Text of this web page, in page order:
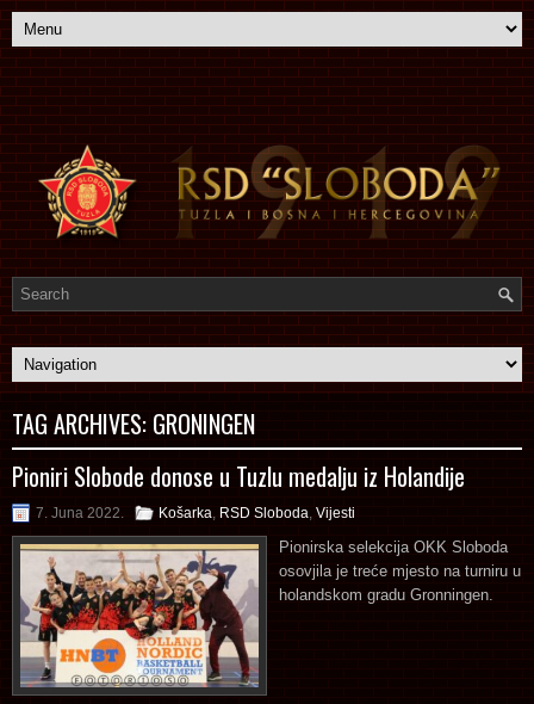
TAG ARCHIVES: GRONINGEN
Pioniri Slobode donose u Tuzlu medalju iz Holandije
7. Juna 2022. Košarka RSD Sloboda Vijesti
Pionirska selekcija OKK Sloboda
osovjila je treće mjesto na turniru u
holandskom gradu Gronningen.